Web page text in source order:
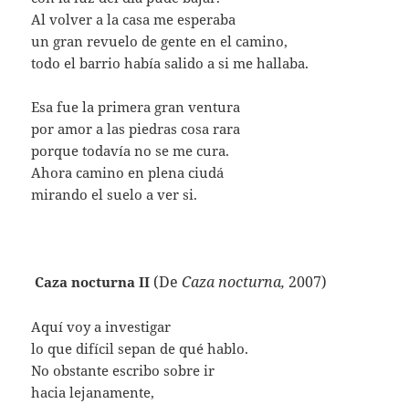
Al volver a la casa me esperaba
un gran revuelo de gente en el camino,
todo el barrio había salido a si me hallaba.
Esa fue la primera gran ventura
por amor a las piedras cosa rara
porque todavía no se me cura.
Ahora camino en plena ciudá
mirando el suelo a ver si.
Caza nocturna II (DeCaza nocturna,2007)
Aquí voy a investigar
lo que difícil sepan de qué hablo.
No obstante escribo sobre ir
hacia lejanamente,